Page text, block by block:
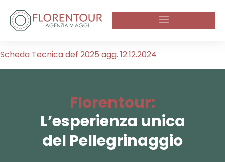
Scheda Tecnica def 2025 agg. 12.12.2024
Florentour:
L’esperienza unica
del Pellegrinaggio